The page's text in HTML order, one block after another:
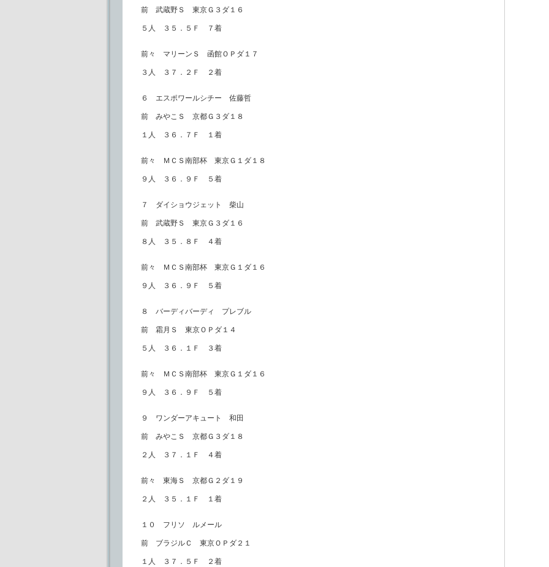
前 武蔵野Ｓ 東京Ｇ３ダ１６
５人 ３５．５Ｆ ７着
前々 マリーンＳ 函館ＯＰダ１７
３人 ３７．２Ｆ ２着
６ エスポワールシチー 佐藤哲
前 みやこＳ 京都Ｇ３ダ１８
１人 ３６．７Ｆ １着
前々 ＭＣＳ南部杯 東京Ｇ１ダ１８
９人 ３６．９Ｆ ５着
７ ダイショウジェット 柴山
前 武蔵野Ｓ 東京Ｇ３ダ１６
８人 ３５．８Ｆ ４着
前々 ＭＣＳ南部杯 東京Ｇ１ダ１６
９人 ３６．９Ｆ ５着
８ バーディバーディ プレブル
前 霜月Ｓ 東京ＯＰダ１４
５人 ３６．１Ｆ ３着
前々 ＭＣＳ南部杯 東京Ｇ１ダ１６
９人 ３６．９Ｆ ５着
９ ワンダーアキュート 和田
前 みやこＳ 京都Ｇ３ダ１８
２人 ３７．１Ｆ ４着
前々 東海Ｓ 京都Ｇ２ダ１９
２人 ３５．１Ｆ １着
１０ フリソ ルメール
前 ブラジルＣ 東京ＯＰダ２１
１人 ３７．５Ｆ ２着